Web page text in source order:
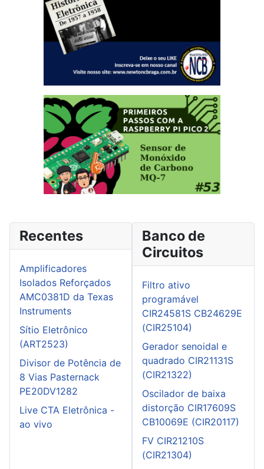
Recentes
Amplificadores
Isolados Reforçados
AMC0381D da Texas
Instruments
Sítio Eletrônico
(ART2523)
Divisor de Potência de
8 Vias Pasternack
PE20DV1282
Live CTA Eletrônica -
ao vivo
Banco de
Circuitos
Filtro ativo
programável
CIR24581S CB24629E
(CIR25104)
Gerador senoidal e
quadrado CIR21131S
(CIR21322)
Oscilador de baixa
distorção CIR17609S
CB10069E (CIR20117)
FV CIR21210S
(CIR21304)